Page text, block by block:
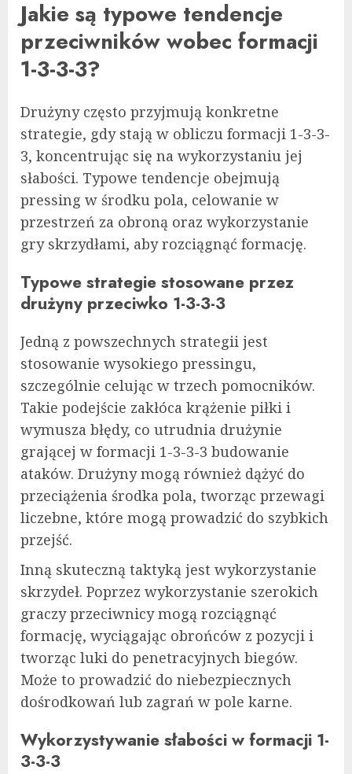
Jakie są typowe tendencje
przeciwników wobec formacji
1-3-3-3?
Drużyny często przyjmują konkretne
strategie, gdy stają w obliczu formacji 1-3-3-
3, koncentrując się na wykorzystaniu jej
słabości. Typowe tendencje obejmują
pressing w środku pola, celowanie w
przestrzeń za obroną oraz wykorzystanie
gry skrzydłami, aby rozciągnąć formację.
Typowe strategie stosowane przez
drużyny przeciwko 1-3-3-3
Jedną z powszechnych strategii jest
stosowanie wysokiego pressingu,
szczególnie celując w trzech pomocników.
Takie podejście zakłóca krążenie piłki i
wymusza błędy, co utrudnia drużynie
grającej w formacji 1-3-3-3 budowanie
ataków. Drużyny mogą również dążyć do
przeciążenia środka pola, tworząc przewagi
liczebne, które mogą prowadzić do szybkich
przejść.
Inną skuteczną taktyką jest wykorzystanie
skrzydeł. Poprzez wykorzystanie szerokich
graczy przeciwnicy mogą rozciągnąć
formację, wyciągając obrońców z pozycji i
tworząc luki do penetracyjnych biegów.
Może to prowadzić do niebezpiecznych
dośrodkowań lub zagrań w pole karne.
Wykorzystywanie słabości w formacji 1-
3-3-3